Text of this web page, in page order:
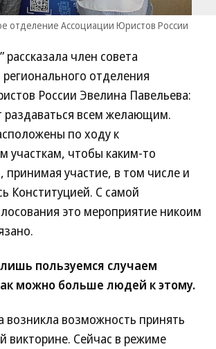
отделение Ассоциации Юристов России
рассказала член совета
регионального отделения
России Эвелина Павельева:
раздаваться всем желающим.
по ходу к
участкам, чтобы каким-то
участие, в том числе и
Конституцией. С самой
это мероприятие никоим
пользуемся случаем
можно больше людей к этому.
возникла возможность принять
викторине. Сейчас в режиме